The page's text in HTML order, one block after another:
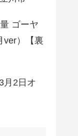
ゴーヤ
ver）【裏
月2日オ